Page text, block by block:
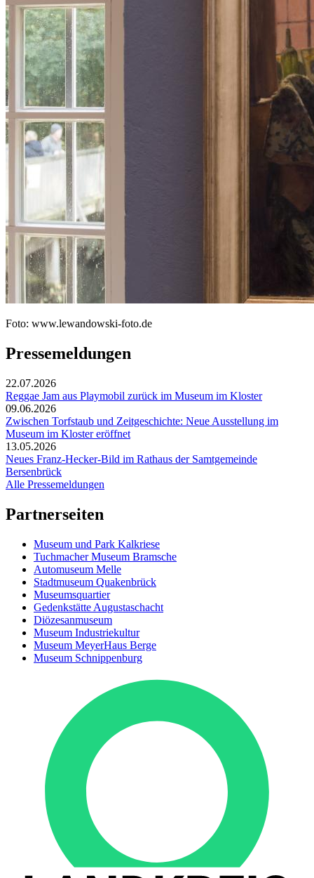
Foto: www.lewandowski-foto.de
Pressemeldungen
22.07.2026
Reggae Jam aus Playmobil zurück im Museum im Kloster
09.06.2026
Zwischen Torfstaub und Zeitgeschichte: Neue Ausstellung im
Museum im Kloster eröffnet
13.05.2026
Neues Franz-Hecker-Bild im Rathaus der Samtgemeinde
Bersenbrück
Alle Pressemeldungen
Partnerseiten
Museum und Park Kalkriese
Tuchmacher Museum Bramsche
Automuseum Melle
Stadtmuseum Quakenbrück
Museumsquartier
Gedenkstätte Augustaschacht
Diözesanmuseum
Museum Industriekultur
Museum MeyerHaus Berge
Museum Schnippenburg